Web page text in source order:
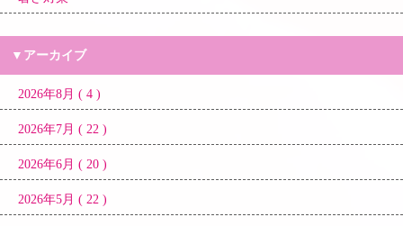
▼アーカイブ
2026年8月 ( 4 )
2026年7月 ( 22 )
2026年6月 ( 20 )
2026年5月 ( 22 )